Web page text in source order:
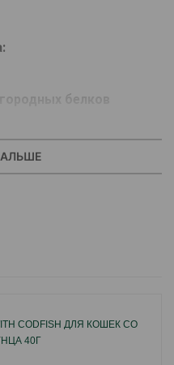
белков
в рецептуру
CODFISH ДЛЯ КОШЕК СО
40Г